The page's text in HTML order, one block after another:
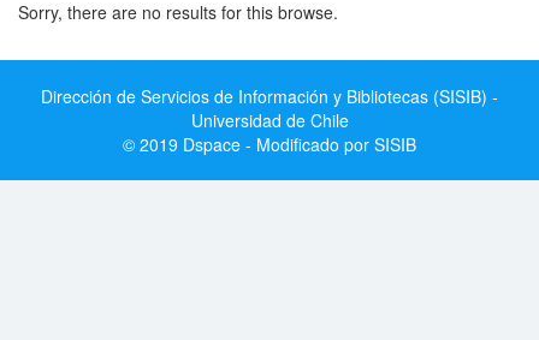
Sorry, there are no results for this browse.
Dirección de Servicios de Información y Bibliotecas (SISIB) -
Universidad de Chile
© 2019 Dspace - Modificado por SISIB